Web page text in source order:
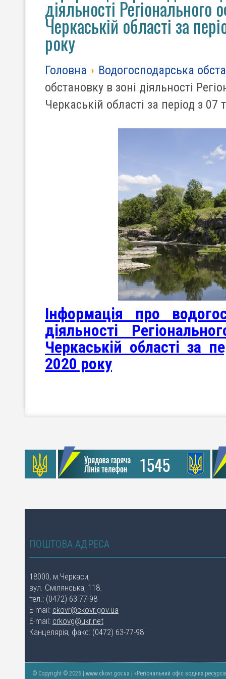
діяльності
Черкаській області за
року
Головна › Водогосподарська
обстановку в зоні діяльності
Черкаській області за період з
Інформація про
діяльності
Черкаській області за
2020 року
ПОШТОВА АДРЕСА
18000, м.Черкаси,
вул. Смілянська, 118.
тел.: (0472) 63-77-98
E-mail: ckovr@ckovr.gov.ua
E-mail: crkovg@ukr.net
Канцелярія, факс: (0472) 63-77-98
© Copyright © 2026 | www.ckovr.gov.ua | «Регіональний офіс водних